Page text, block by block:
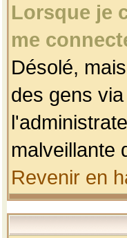
Lorsque je
me
Désolé,
des gens
malveillante
Revenir en